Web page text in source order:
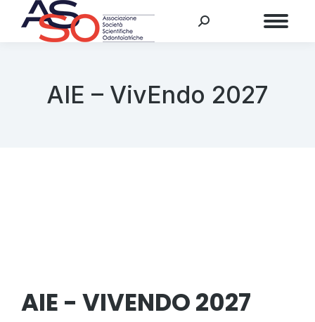
AIE – VivEndo 2027
AIE - VIVENDO 2027